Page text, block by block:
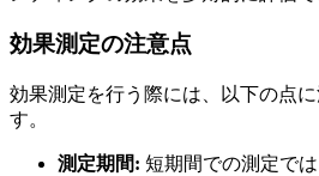
効果測定の注意点
効果測定を行う際には、以下の点
す。
測定期間: 短期間での測定で